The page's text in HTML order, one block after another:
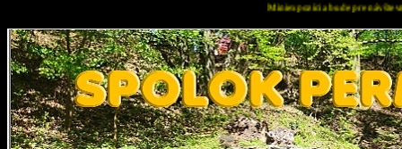
Miniexpozícia bude pre návštevníkov najbližšie otvorená v nedeľu 16.8.2026 od